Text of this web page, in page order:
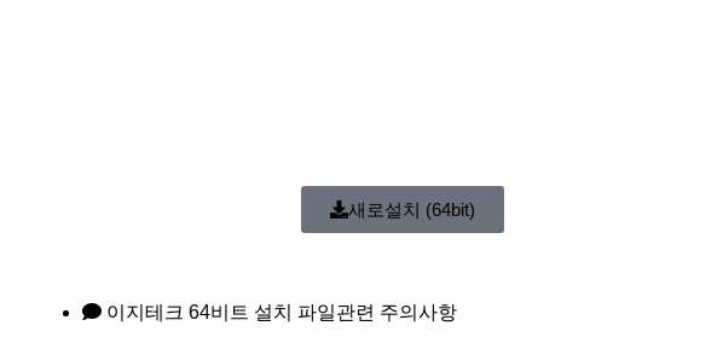
새로설치 (64bit)
이지테크 64비트 설치 파일관련 주의사항